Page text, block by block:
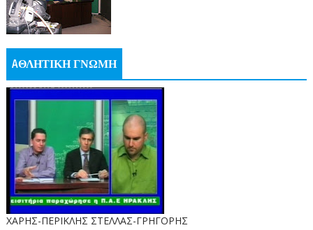
AΘΛΗΤΙΚΗ ΓΝΩΜΗ
ΧΑΡΗΣ-ΠΕΡΙΚΛΗΣ ΣΤΕΛΛΑΣ-ΓΡΗΓΟΡΗΣ